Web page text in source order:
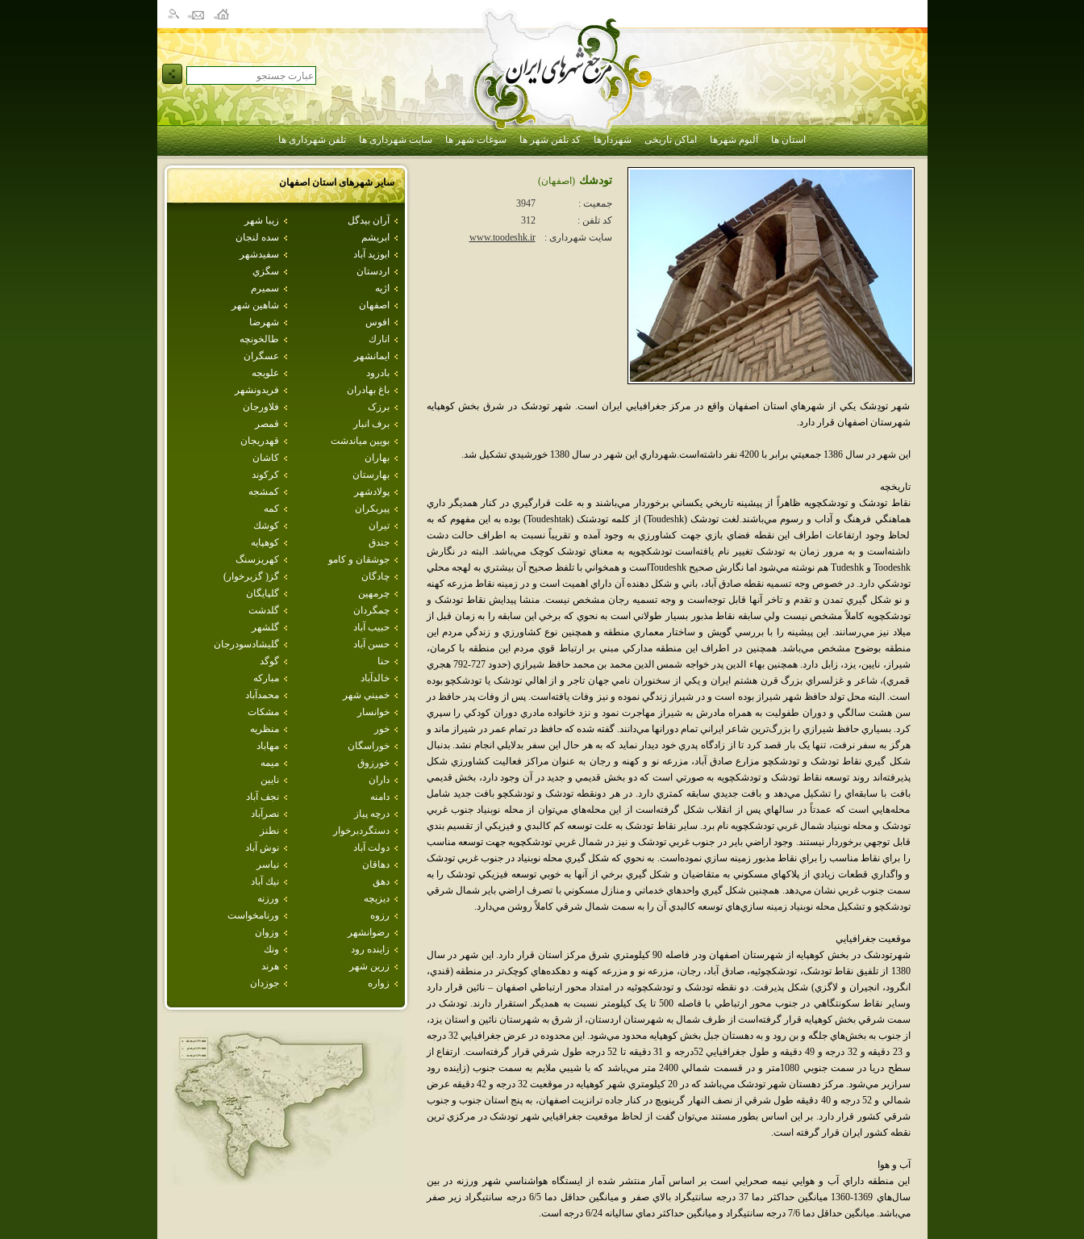
استان ها آلبوم شهرها اماکن تاریخی شهردارها کد تلفن شهر ها سوغات شهر ها سایت شهرداری ها تلفن شهرداری ها
سایر شهرهای استاناصفهان
آران بيدگل
زيبا شهر
ابريشم
سده لنجان
ابوزيد آباد
سفيدشهر
اردستان
سگزي
اژيه
سميرم
اصفهان
شاهين شهر
افوس
شهرضا
انارك
طالخونچه
ايمانشهر
عسگران
بادرود
علويجه
باغ بهادران
فريدونشهر
برزک
فلاورجان
برف انبار
قمصر
بويين مياندشت
قهدريجان
بهاران
كاشان
بهارستان
كركوند
پولادشهر
كمشجه
پيربكران
كمه
تيران
كوشك
جندق
كوهپايه
جوشقان و كامو
كهريزسنگ
چادگان
گز( گزبرخوار)
چرمهين
گلپايگان
چمگردان
گلدشت
حبيب آباد
گلشهر
حسن آباد
گليشادسودرجان
حنا
گوگد
خالدآباد
مباركه
خميني شهر
محمدآباد
خوانسار
مشكات
خور
منظريه
خوراسگان
مهاباد
خورزوق
ميمه
داران
نايين
دامنه
نجف آباد
درچه پياز
نصرآباد
دستگردبرخوار
نطنز
دولت آباد
نوش آباد
دهاقان
نياسر
دهق
نيك آباد
ديزيچه
ورزنه
رزوه
ورنامخواست
رضوانشهر
وزوان
زاينده رود
ونك
زرين شهر
هرند
زواره
جوزدان
تودشك (اصفهان)
جمعیت :
3947
کد تلفن :
312
سایت شهرداری :
www.toodeshk.ir
شهر تودِشک يکي از شهرهاي استان اصفهان واقع در مرکز جغرافيايي ايران است. شهر تودشک در شرق بخش کوهپايه
شهرستان اصفهان قرار دارد.
اين شهر در سال 1386 جمعيتي برابر با 4200 نفر داشته‌است.شهرداري اين شهر در سال 1380 خورشيدي تشکيل شد.
تاريخچه
نقاط تودشک و تودشکچويه ظاهراً از پيشينه تاريخي يکساني برخوردار مي‌باشند و به علت قرارگيري در کنار همديگر داري
هماهنگي فرهنگ و آداب و رسوم مي‌باشند.لغت تودشک (Toudeshk) از کلمه تودشتک (Toudeshtak) بوده به اين مفهوم که به
لحاظ وجود ارتفاعات اطراف اين نقطه فضاي بازي جهت کشاورزي به وجود آمده و تقريباً نسبت به اطراف حالت دشت
داشته‌است و به مرور زمان به تودشک تغيير نام يافته‌است تودشکچويه به معناي تودشک کوچک مي‌باشد. البته در نگارش
Toodeshk و Tudeshk هم نوشته مي‌شود اما نگارش صحيح Toudeshkاست و همخواني با تلفظ صحيح آن بيشتري به لهجه محلي
تودشکي دارد. در خصوص وجه تسميه نقطه صادق آباد، باني و شکل دهنده آن داراي اهميت است و در زمينه نقاط مزرعه کهنه
و نو شکل گيري تمدن و تقدم و تاخر آنها قابل توجه‌است و وجه تسميه رجان مشخص نيست. منشا پيدايش نقاط تودشک و
تودشکچويه کاملاً مشخص نيست ولي سابقه نقاط مذبور بسيار طولاني است به نحوي که برخي اين سابقه را به زمان قبل از
ميلاد نيز مي‌رسانند. اين پيشينه را با بررسي گويش و ساختار معماري منطقه و همچنين نوع کشاورزي و زندگي مردم اين
منطقه بوضوح مشخص مي‌باشد. همچنين در اطراف اين منطقه مدارکي مبني بر ارتباط قوي مردم اين منطقه با کرمان،
شيراز، نايين، يزد، زابل دارد. همچنين بهاء الدين پدر خواجه شمس الدين محمد بن محمد حافظ شيرازي (حدود 727-792 هجري
قمري)، شاعر و غزلسراي بزرگ قرن هشتم ايران و يکي از سخنوران نامي جهان تاجر و از اهالي تودشک يا تودشکچو بوده
است. البته محل تولد حافظ شهر شيراز بوده است و در شيراز زندگي نموده و نيز وفات يافته‌است. پس از وفات پدر حافظ در
سن هشت سالگي و دوران طفوليت به همراه مادرش به شيراز مهاجرت نمود و نزد خانواده مادري دوران کودکي را سپري
کرد. بسياري حافظ شيرازي را بزرگ‌ترين شاعر ايراني تمام دورانها مي‌دانند. گفته شده که حافظ در تمام عمر در شيراز ماند و
هرگز به سفر نرفت، تنها يک بار قصد کرد تا از زادگاه پدري خود ديدار نمايد که به هر حال اين سفر بدلايلي انجام نشد. بدنبال
شکل گيري نقاط تودشک و تودشکچو مزارع صادق آباد، مزرعه نو و کهنه و رجان به عنوان مراکز فعاليت کشاورزي شکل
پذيرفته‌اند روند توسعه نقاط تودشک و تودشکچويه به صورتي است که دو بخش قديمي و جديد در آن وجود دارد، بخش قديمي
بافت با سابقه‌اي را تشکيل مي‌دهد و بافت جديدي سابقه کمتري دارد. در هر دونقطه تودشک و تودشکچو بافت جديد شامل
محله‌هايي است که عمدتاً در سالهاي پس از انقلاب شکل گرفته‌است از اين محله‌هاي مي‌توان از محله نوبنياد جنوب غربي
تودشک و محله نوبنياد شمال غربي تودشکچويه نام برد. ساير نقاط تودشک به علت توسعه کم کالبدي و فيزيکي از تقسيم بندي
قابل توجهي برخوردار نيستند. وجود اراضي باير در جنوب غربي تودشک و نيز در شمال غربي تودشکچويه جهت توسعه مناسب
را براي نقاط مناسب را براي نقاط مذبور زمينه سازي نموده‌است. به نحوي که شکل گيري محله نوبنياد در جنوب غربي تودشک
و واگداري قطعات زيادي از پلاکهاي مسکوني به متقاضيان و شکل گيري برخي از آنها به خوبي توسعه فيزيکي تودشک را به
سمت جنوب غربي نشان مي‌دهد. همچنين شکل گيري واحدهاي خدماتي و منازل مسکوني با تصرف اراضي باير شمال شرقي
تودشکچو و تشکيل محله نوبنياد زمينه سازي‌هاي توسعه کالبدي آن را به سمت شمال شرقي کاملاً روشن مي‌دارد.
موقعيت جغرافيايي
شهرتودشک در بخش کوهپايه از شهرستان اصفهان ودر فاصله 90 کيلومتري شرق مرکز استان قرار دارد. اين شهر در سال
1380 از تلفيق نقاط تودشک، تودشکچوئيه، صادق آباد، رجان، مزرعه نو و مزرعه کهنه و دهکده‌هاي کوچک‌تر در منطقه (قندي،
انگرود، انجيران و لاگزي) شکل پذيرفت. دو نقطه تودشک و تودشکچوئيه در امتداد محور ارتباطي اصفهان – نائين قرار دارد
وساير نقاط سکونتگاهي در جنوب محور ارتباطي با فاصله 500 تا يک کيلومتر نسبت به همديگر استقرار دارند. تودشک در
سمت شرقي بخش کوهپايه قرار گرفته‌است از طرف شمال به شهرستان اردستان، از شرق به شهرستان نائين و استان يزد،
از جنوب به بخش‌هاي جلگه و بن رود و به دهستان جبل بخش کوهپايه محدود مي‌شود. اين محدوده در عرض جغرافيايي 32 درجه
و 23 دقيقه و 32 درجه و 49 دقيقه و طول جغرافيايي 52درجه و 31 دقيقه تا 52 درجه طول شرقي قرار گرفته‌است. ارتفاع از
سطح دريا در سمت جنوبي 1080متر و در قسمت شمالي 2400 متر مي‌باشد که با شيبي ملايم به سمت جنوب (زاينده رود
سرازير مي‌شود. مرکز دهستان شهر تودشک مي‌باشد که در 20 کيلومتري شهر کوهپايه در موقعيت 32 درجه و 42 دقيقه عرض
شمالي و 52 درجه و 40 دقيقه طول شرقي از نصف النهار گرينويچ در کنار جاده ترانزيت اصفهان، به پنج استان جنوب و جنوب
شرقي کشور قرار دارد. بر اين اساس بطور مستند مي‌توان گفت از لحاظ موقعيت جغرافيايي شهر تودشک در مرکزي ترين
نقطه کشور ايران قرار گرفته است.
آب و هوا
اين منطقه داراي آب و هوايي نيمه صحرايي است بر اساس آمار منتشر شده از ايستگاه هواشناسي شهر ورزنه در بين
سال‌هاي 1369-1360 ميانگين حداکثر دما 37 درجه سانتيگراد بالاي صفر و ميانگين حداقل دما 6/5 درجه سانتيگراد زير صفر
مي‌باشد. ميانگين حداقل دما 7/6 درجه سانتيگراد و ميانگين حداکثر دماي ساليانه 6/24 درجه است.